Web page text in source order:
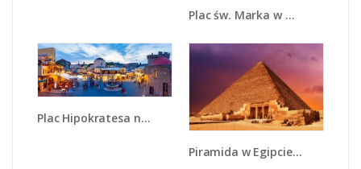
Plac św. Marka w Wenecji - AM712
Plac Hipokratesa na Rodos - AM674
Piramida w Egipcie - AM812